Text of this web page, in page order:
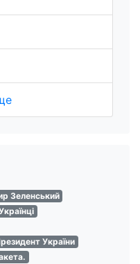
Зеленський
України